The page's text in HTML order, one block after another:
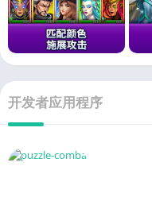
开发者应用程序